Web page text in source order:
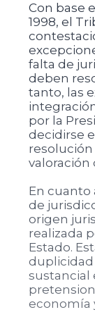
Con base
1998, el
falta de
deben
tanto, las
por la
decidirse
valoración
En cuanto
de
origen
realizada
Estado.
duplicidad
sustancial
economía